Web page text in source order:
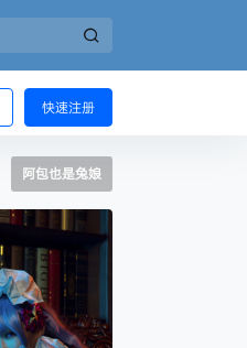
快速注册
阿包也是兔娘